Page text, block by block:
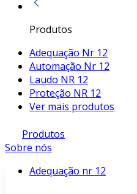
Produtos
Adequação Nr 12
Automação Nr 12
Laudo NR 12
Proteção NR 12
Ver mais produtos
Produtos
Sobre nós
Adequação nr 12